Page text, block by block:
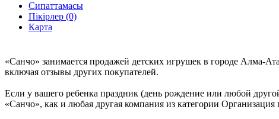
Сипаттамасы
Пікірлер (0)
Карта
«Санчо» занимается продажей детских игрушек в городе Алма-
включая отзывы других покупателей.
Если у вашего ребенка праздник (день рождение или любой
«Санчо», как и любая другая компания из категории Организация